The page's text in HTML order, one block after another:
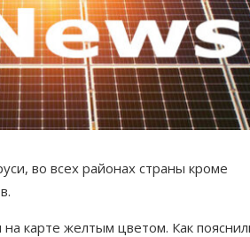
во всех районах страны кроме
карте желтым цветом. Как